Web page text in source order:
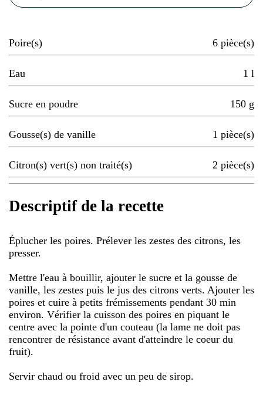
Poire(s) 6 pièce(s)
Eau 1 l
Sucre en poudre 150 g
Gousse(s) de vanille 1 pièce(s)
Citron(s) vert(s) non traité(s) 2 pièce(s)
Descriptif de la recette
Éplucher les poires. Prélever les zestes des citrons, les
presser.
Mettre l'eau à bouillir, ajouter le sucre et la gousse de
vanille, les zestes puis le jus des citrons verts. Ajouter les
poires et cuire à petits frémissements pendant 30 min
environ. Vérifier la cuisson des poires en piquant le
centre avec la pointe d'un couteau (la lame ne doit pas
rencontrer de résistance avant d'atteindre le coeur du
fruit).
Servir chaud ou froid avec un peu de sirop.